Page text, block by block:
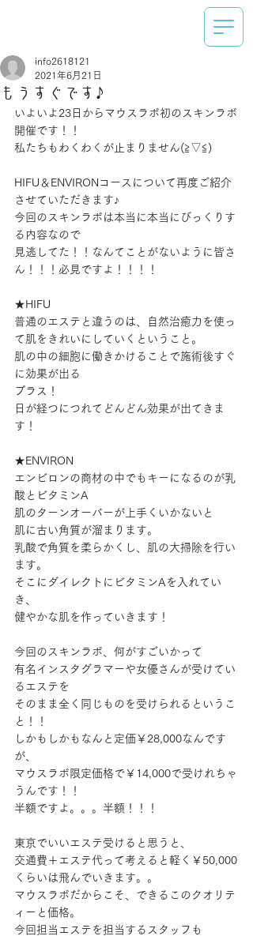
もうすぐです♪
info2618121
2021年6月21日
いよいよ23日からマウスラボ初のスキンラボ
開催です！！
私たちもわくわくが止まりません(≧▽≦)
HIFU＆ENVIRONコースについて再度ご紹介
させていただきます♪
今回のスキンラボは本当に本当にびっくりす
る内容なので
見逃してた！！なんてことがないように皆さ
ん！！！必見ですよ！！！！
★HIFU
普通のエステと違うのは、自然治癒力を使っ
て肌をきれいにしていくということ。
肌の中の細胞に働きかけることで施術後すぐ
に効果が出る
プラス！
日が経つにつれてどんどん効果が出てきま
す！
★ENVIRON
エンビロンの商材の中でもキーになるのが乳
酸とビタミンA
肌のターンオーバーが上手くいかないと
肌に古い角質が溜まります。
乳酸で角質を柔らかくし、肌の大掃除を行い
ます。
そこにダイレクトにビタミンAを入れてい
き、
健やかな肌を作っていきます！
今回のスキンラボ、何がすごいかって
有名インスタグラマーや女優さんが受けてい
るエステを
そのまま全く同じものを受けられるというこ
と！！
しかもしかもなんと定価￥28,000なんです
が、
マウスラボ限定価格で￥14,000で受けれちゃ
うんです！！
半額ですよ。。。半額！！！
東京でいいエステ受けると思うと、
交通費＋エステ代って考えると軽く￥50,000
くらいは飛んでいきます。。
マウスラボだからこそ、できるこのクオリテ
ィーと価格。
今回担当エステを担当するスタッフも